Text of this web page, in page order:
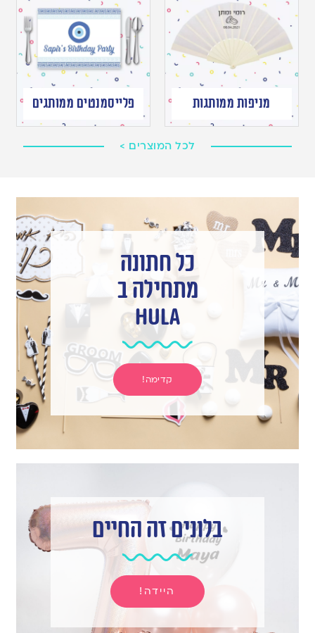
מניפות ממותגות פלייסמנטים ממותגים
לכל המוצרים >
כל חתונה
מתחילה ב
hula
קדימה!
בלונים זה החיים
היידה!